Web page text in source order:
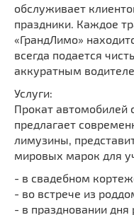
обслуживает
праздники. Каждое
«ГрандЛимо»
всегда подается
аккуратным
Услуги:
Прокат автомобилей
предлагает
лимузины,
мировых марок для
- в свадебном
- во встрече из
- в праздновании дня